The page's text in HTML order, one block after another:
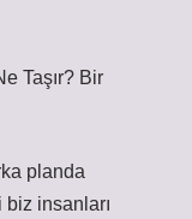
Taşır? Bir
planda
insanları